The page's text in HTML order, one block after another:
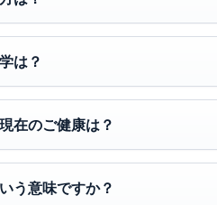
は？
在のご健康は？
う意味ですか？